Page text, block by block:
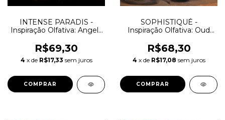
INTENSE PARADIS -
Inspiração Olfativa: Angels
R$69,30
4 x de R$17,33 sem juros
COMPRAR
SOPHISTIQUÉ -
Inspiração Olfativa: Oud
R$68,30
4 x de R$17,08 sem juros
COMPRAR